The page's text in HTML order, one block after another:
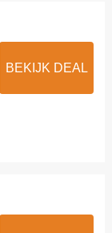
BEKIJK DEAL